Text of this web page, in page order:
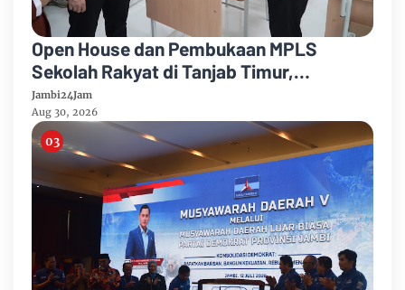
Open House dan Pembukaan MPLS
Sekolah Rakyat di Tanjab Timur,
Tekankan Pendidikan Inklusif dan
Berbasis Komunitas
Jambi24Jam
Aug 30, 2026